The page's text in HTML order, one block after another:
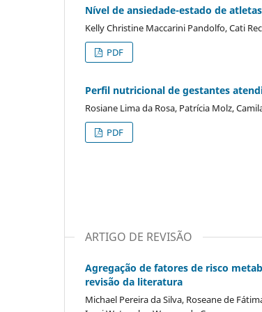
Nível de ansiedade-estado de
Kelly Christine Maccarini Pandolfo, Cati
PDF
Perfil nutricional de gestantes
Rosiane Lima da Rosa, Patrícia Molz,
PDF
ARTIGO DE REVISÃO
Agregação de fatores de risco
revisão da literatura
Michael Pereira da Silva, Roseane de